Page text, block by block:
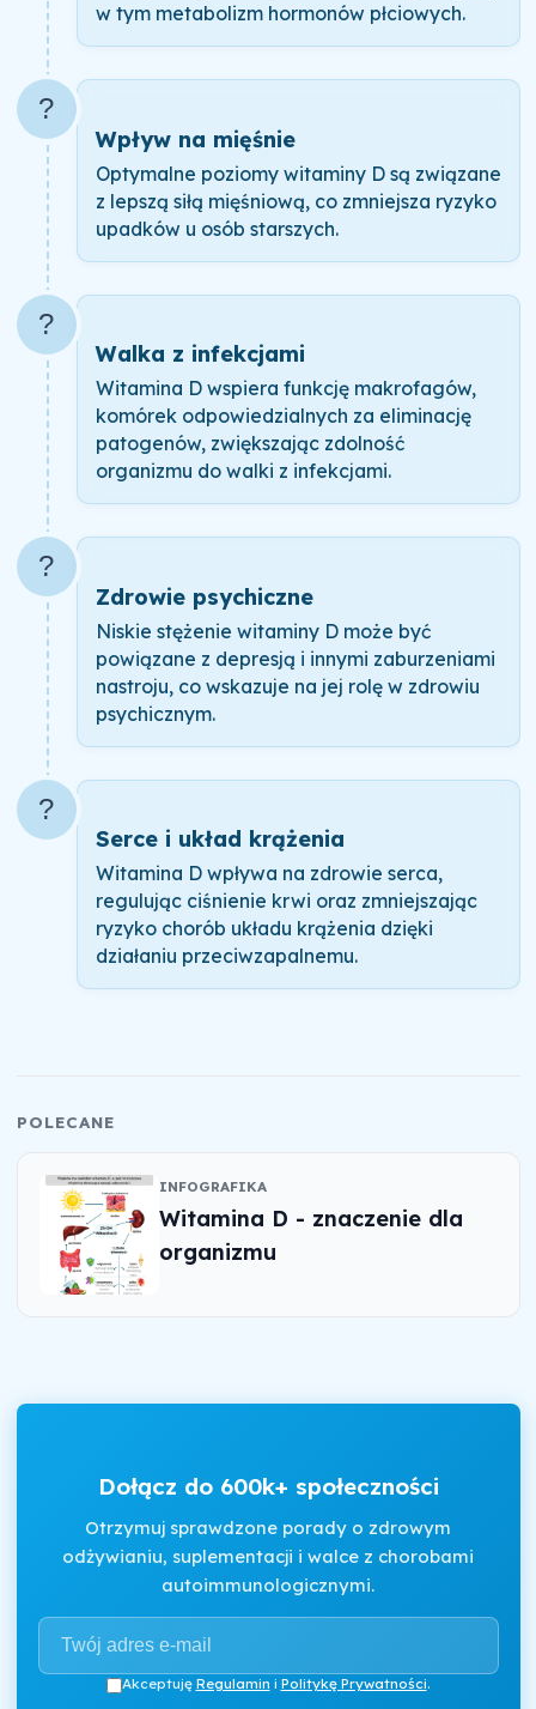
w tym metabolizm hormonów płciowych.
?
Wpływ na mięśnie
Optymalne poziomy witaminy D są związane
z lepszą siłą mięśniową, co zmniejsza ryzyko
upadków u osób starszych.
?
Walka z infekcjami
Witamina D wspiera funkcję makrofagów,
komórek odpowiedzialnych za eliminację
patogenów, zwiększając zdolność
organizmu do walki z infekcjami.
?
Zdrowie psychiczne
Niskie stężenie witaminy D może być
powiązane z depresją i innymi zaburzeniami
nastroju, co wskazuje na jej rolę w zdrowiu
psychicznym.
?
Serce i układ krążenia
Witamina D wpływa na zdrowie serca,
regulując ciśnienie krwi oraz zmniejszając
ryzyko chorób układu krążenia dzięki
działaniu przeciwzapalnemu.
POLECANE
INFOGRAFIKA
Witamina D - znaczenie dla
organizmu
Dołącz do 600k+ społeczności
Otrzymuj sprawdzone porady o zdrowym
odżywianiu, suplementacji i walce z chorobami
autoimmunologicznymi.
Akceptuję Regulamin i Politykę Prywatności.